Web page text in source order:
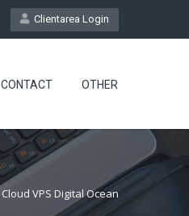
Clientarea Login
CONTACT OTHER
Cloud VPS Digital Ocean